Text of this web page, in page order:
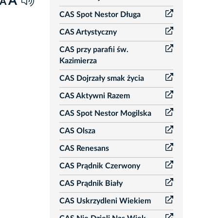
CAS Spot Nestor Długa
CAS Artystyczny
CAS przy parafii św.
Kazimierza
CAS Dojrzały smak życia
CAS Aktywni Razem
CAS Spot Nestor Mogilska
CAS Olsza
CAS Renesans
CAS Prądnik Czerwony
CAS Prądnik Biały
CAS Uskrzydleni Wiekiem